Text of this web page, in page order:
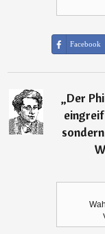
Facebook
„Der